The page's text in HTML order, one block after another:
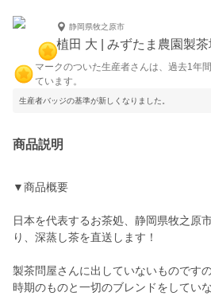
静岡県牧之原市
植田 大 | みずたま農園製茶
マークのついた生産者さんは、過去1年
ています。
生産者バッジの基準が新しくなりました。
商品説明
▼商品概要
日本を代表するお茶処、静岡県牧之原
り、深蒸し茶を直送します！
製茶問屋さんに出していないものです
時期のものと一切のブレンドをしてい